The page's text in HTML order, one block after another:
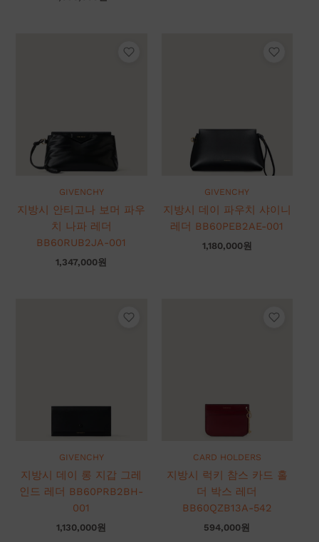
GIVENCHY
지방시 안티고나 보머 파우
치 나파 레더
BB60RUB2JA-001
1,347,000원
GIVENCHY
지방시 데이 파우치 샤이니
레더 BB60PEB2AE-001
1,180,000원
GIVENCHY
지방시 데이 롱 지갑 그레
인드 레더 BB60PRB2BH-
001
1,130,000원
CARD HOLDERS
지방시 럭키 참스 카드 홀
더 박스 레더
BB60QZB13A-542
594,000원